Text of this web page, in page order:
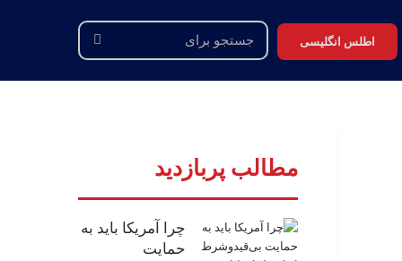
اطلس انگلیسی
جستجو
مطالب پربازدید
چرا آمریکا باید به
حمایت